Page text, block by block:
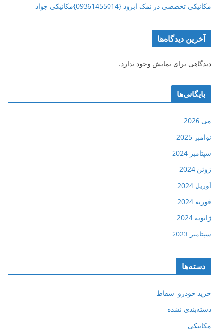
مکانیکی تخصصی در نمک ابرود {09361455014}مکانیکی جواد
آخرین دیدگاه‌ها
دیدگاهی برای نمایش وجود ندارد.
بایگانی‌ها
می 2026
نوامبر 2025
سپتامبر 2024
ژوئن 2024
آوریل 2024
فوریه 2024
ژانویه 2024
سپتامبر 2023
دسته‌ها
خرید خودرو اسقاط
دسته‌بندی نشده
مکانیکی